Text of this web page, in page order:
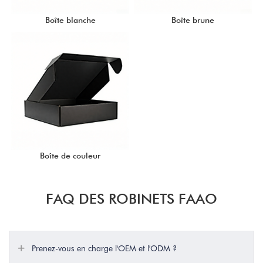
Boîte blanche Boîte brune
Boîte de couleur
FAQ DES ROBINETS FAAO
Prenez-vous en charge l'OEM et l'ODM ?